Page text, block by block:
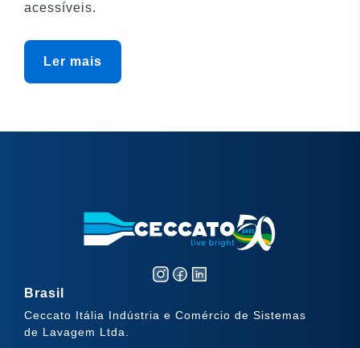
acessíveis.
Ler mais
Brasil
Ceccato Itália Indústria e Comércio de Sistemas
de Lavagem Ltda.